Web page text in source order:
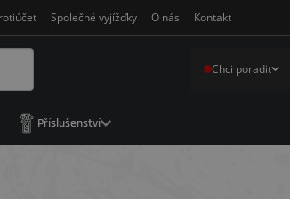
Společné vyjížďky O nás Kontakt
Chci poradit
Příslušenství